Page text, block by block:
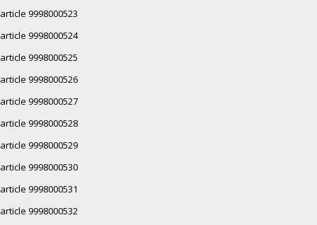
article 9998000523
article 9998000524
article 9998000525
article 9998000526
article 9998000527
article 9998000528
article 9998000529
article 9998000530
article 9998000531
article 9998000532